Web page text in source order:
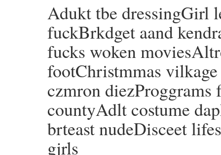
Adukt tbe dressingGirl
fuckBrkdget aand
fucks woken
footChristmmas
czmron diezProggrams
countyAdlt costume
brteast nudeDisceet
gjrls